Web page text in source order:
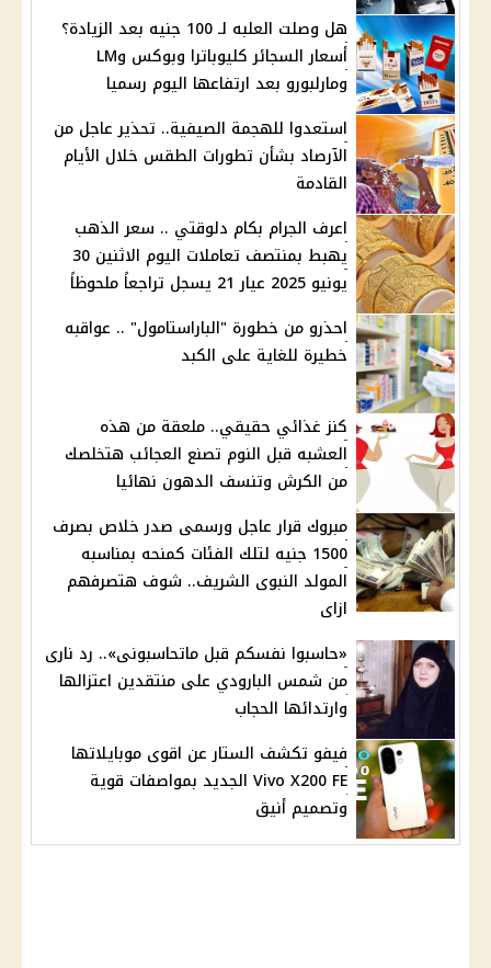
هل وصلت العلبه لـ 100 جنيه بعد الزيادة؟
أسعار السجائر كليوباترا وبوكس وLM
ومارلبورو بعد ارتفاعها اليوم رسميا
استعدوا للهجمة الصيفية.. تحذير عاجل من
الآرصاد بشأن تطورات الطقس خلال الأيام
القادمة
اعرف الجرام بكام دلوقتي .. سعر الذهب
يهبط بمنتصف تعاملات اليوم الاثنين 30
يونيو 2025 عيار 21 يسجل تراجعاً ملحوظاً
احذرو من خطورة "الباراستامول" .. عواقبه
خطيرة للغاية على الكبد
كنز غذائي حقيقي.. ملعقة من هذه
العشبه قبل النوم تصنع العجائب هتخلصك
من الكرش وتنسف الدهون نهائيا
مبروك قرار عاجل ورسمى صدر خلاص بصرف
1500 جنيه لتلك الفئات كمنحه بمناسبه
المولد النبوى الشريف.. شوف هتصرفهم
ازاى
«حاسبوا نفسكم قبل ماتحاسبونى».. رد نارى
من شمس البارودي على منتقدين اعتزالها
وارتدائها الحجاب
فيفو تكشف الستار عن اقوى موبايلاتها
Vivo X200 FE الجديد بمواصفات قوية
وتصميم أنيق